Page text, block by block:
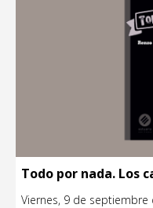
Todo por nada. Los
Viernes, 9 de septiembre